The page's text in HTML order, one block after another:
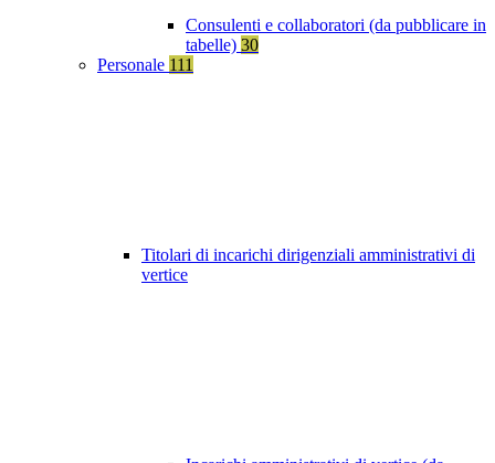
Consulenti e collaboratori (da pubblicare in
tabelle) 30
Personale 111
Titolari di incarichi dirigenziali amministrativi di
vertice